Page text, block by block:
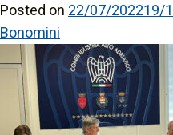
Posted on 22/07/202219/
Bonomini